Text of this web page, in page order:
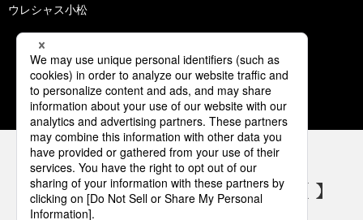
ウレシャス小松
1 2 3 4 5
パナソニックの電気設備 SNSアカウント